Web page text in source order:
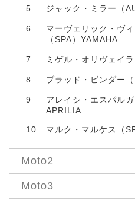
5 ジャック・ミラー（
6
マーヴェリック・ヴ
（SPA）YAMAHA
7 ミゲル・オリヴェイ
8 ブラッド・ビンダー
9
アレイシ・エスパルガ
APRILIA
10 マルク・マルケス（
Moto2
Moto3